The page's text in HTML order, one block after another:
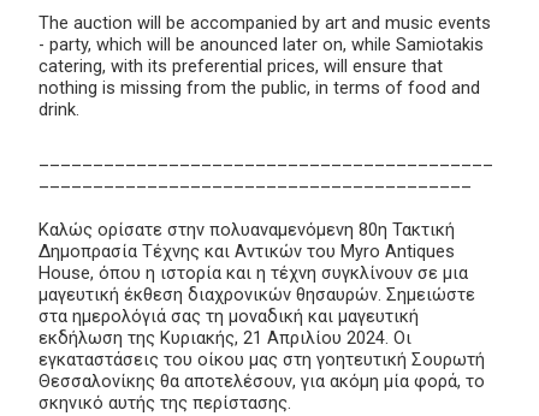
The auction will be accompanied by art and music events
- party, which will be anounced later on, while Samiotakis
catering, with its preferential prices, will ensure that
nothing is missing from the public, in terms of food and
drink.
Καλώς ορίσατε στην πολυαναμενόμενη 80η Τακτική
Δημοπρασία Τέχνης και Αντικών του Myro Antiques
House, όπου η ιστορία και η τέχνη συγκλίνουν σε μια
μαγευτική έκθεση διαχρονικών θησαυρών. Σημειώστε
στα ημερολόγιά σας τη μοναδική και μαγευτική
εκδήλωση της Κυριακής, 21 Απριλίου 2024. Οι
εγκαταστάσεις του οίκου μας στη γοητευτική Σουρωτή
Θεσσαλονίκης θα αποτελέσουν, για ακόμη μία φορά, το
σκηνικό αυτής της περίστασης.